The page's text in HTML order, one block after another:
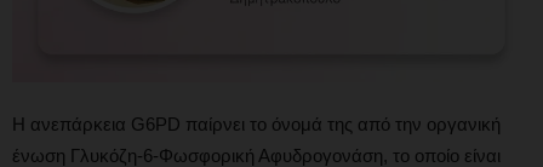
Η ανεπάρκεια G6PD παίρνει το όνομά της από την οργανική
ένωση Γλυκόζη-6-Φωσφορική Αφυδρογονάση, το οποίο είναι